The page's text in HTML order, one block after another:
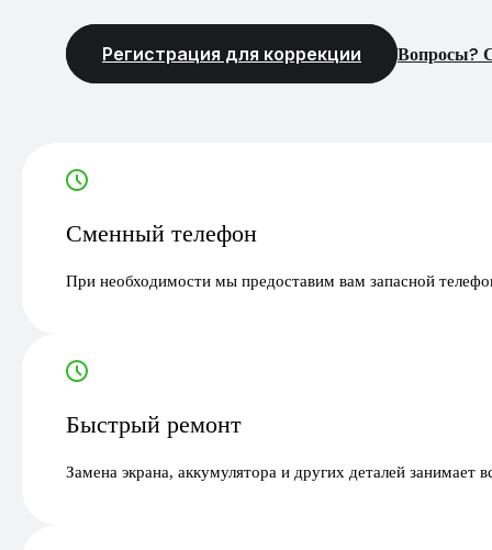
Регистрация для коррекции Вопросы?
Сменный телефон
При необходимости мы предоставим вам запасной
Быстрый ремонт
Замена экрана, аккумулятора и других деталей занимает